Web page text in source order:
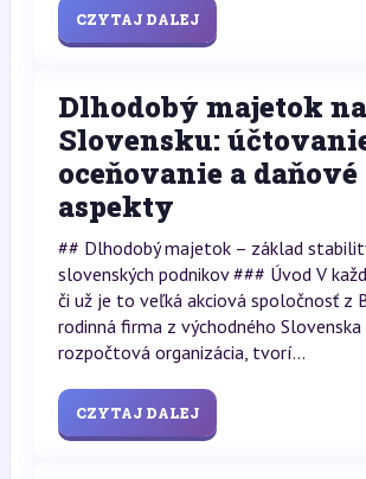
CZYTAJ DALEJ
Dlhodobý majetok na
Slovensku:
oceňovanie a daňové
aspekty
## Dlhodobý majetok – základ
slovenských podnikov ### Úvod V
či už je to veľká akciová spoločnosť z
rodinná firma z východného
rozpočtová organizácia, tvorí...
CZYTAJ DALEJ